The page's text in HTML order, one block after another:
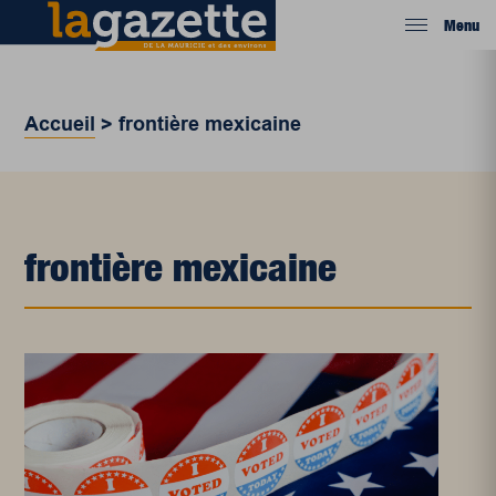
Menu
Accueil >frontière mexicaine
frontière mexicaine